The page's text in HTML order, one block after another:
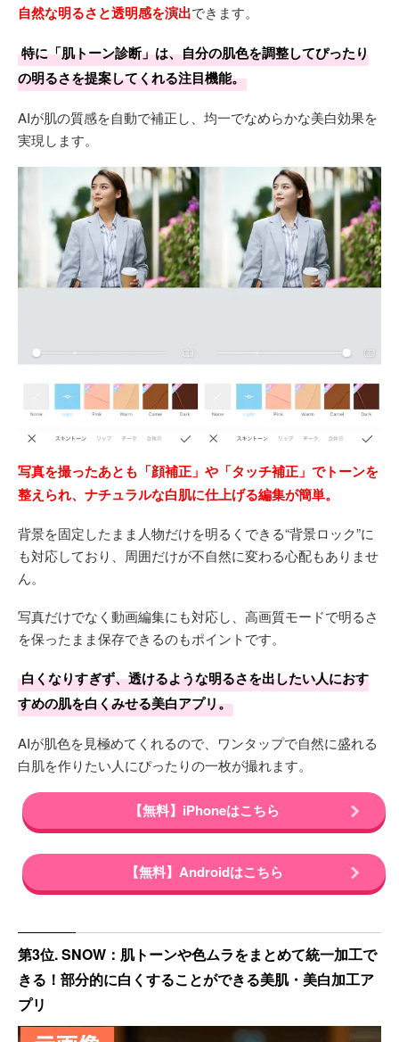
自然な明るさと透明感を演出できます。
特に「肌トーン診断」は、自分の肌色を調整してぴったり
の明るさを提案してくれる注目機能。
AIが肌の質感を自動で補正し、均一でなめらかな美白効果を
実現します。
写真を撮ったあとも「顔補正」や「タッチ補正」でトーンを
整えられ、ナチュラルな白肌に仕上げる編集が簡単。
背景を固定したまま人物だけを明るくできる“背景ロック”に
も対応しており、周囲だけが不自然に変わる心配もありませ
ん。
写真だけでなく動画編集にも対応し、高画質モードで明るさ
を保ったまま保存できるのもポイントです。
白くなりすぎず、透けるような明るさを出したい人におす
すめの肌を白くみせる美白アプリ。
AIが肌色を見極めてくれるので、ワンタップで自然に盛れる
白肌を作りたい人にぴったりの一枚が撮れます。
【無料】iPhoneはこちら
【無料】Androidはこちら
第3位. SNOW：肌トーンや色ムラをまとめて統一加工で
きる！部分的に白くすることができる美肌・美白加工ア
プリ